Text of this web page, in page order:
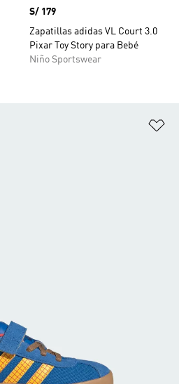
Precio
S/ 179
Zapatillas adidas VL Court 3.0
Pixar Toy Story para Bebé
Niño Sportswear